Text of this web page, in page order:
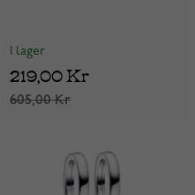
I lager
605,00 Kr
219,00 Kr